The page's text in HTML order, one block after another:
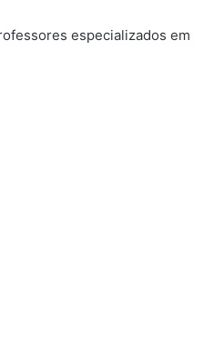
especializados em